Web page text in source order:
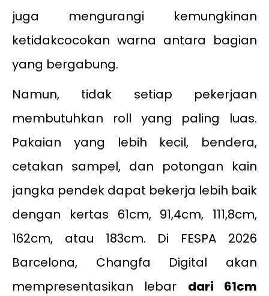
juga mengurangi kemungkinan
ketidakcocokan warna antara bagian
yang bergabung.
Namun, tidak setiap pekerjaan
membutuhkan roll yang paling luas.
Pakaian yang lebih kecil, bendera,
cetakan sampel, dan potongan kain
jangka pendek dapat bekerja lebih baik
dengan kertas 61cm, 91,4cm, 111,8cm,
162cm, atau 183cm. Di FESPA 2026
Barcelona, Changfa Digital akan
mempresentasikan lebar dari 61cm